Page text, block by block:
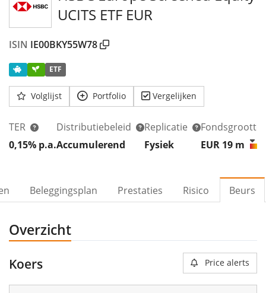
UCITS ETF EUR
ISIN IE00BKY55W78
ETF
Volglijst Portfolio Vergelijken
TER
0,15% p.a.
Distributiebeleid
Accumulerend
Replicatie
Fysiek
Fondsgrootte
EUR 19 m
Beleggingsplan Prestaties Risico Beurs
Overzicht
Koers Price alerts